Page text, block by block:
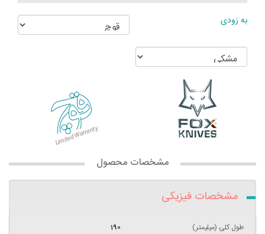
به زودی
مشخصات محصول
مشخصات فیزیکی
طول کلی (میلیمتر) 190